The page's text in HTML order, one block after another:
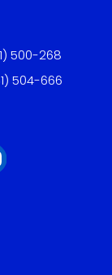
500-268
504-666